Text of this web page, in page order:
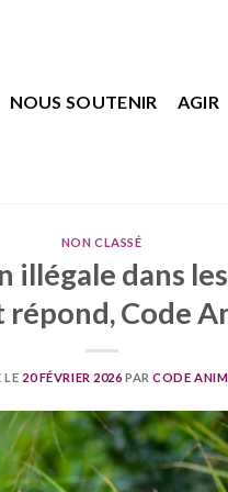
NOUS SOUTENIR AGIR
NON CLASSÉ
illégale dans
Code
LE 20 FÉVRIER 2026 PARCODE